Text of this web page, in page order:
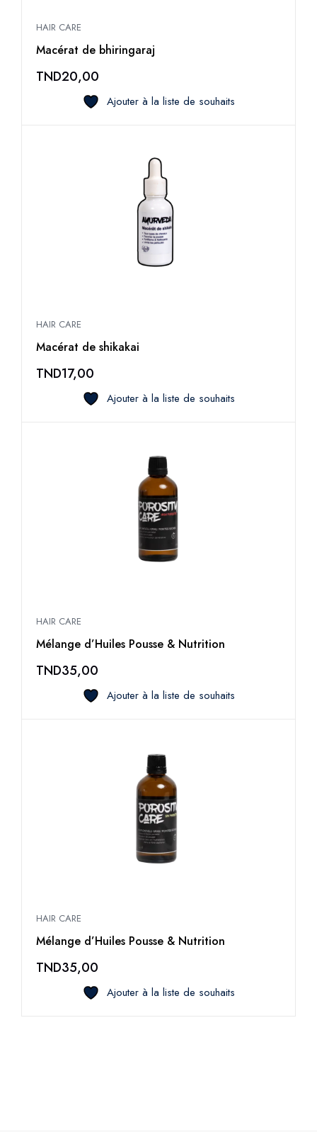
HAIR CARE
Macérat de bhiringaraj
TND20,00
Ajouter à la liste de souhaits
HAIR CARE
Macérat de shikakai
TND17,00
Ajouter à la liste de souhaits
HAIR CARE
Mélange d’Huiles Pousse & Nutrition
TND35,00
Ajouter à la liste de souhaits
HAIR CARE
Mélange d’Huiles Pousse & Nutrition
TND35,00
Ajouter à la liste de souhaits